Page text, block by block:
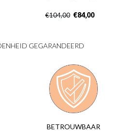
€104,00 €84,00
GEGARANDEERD
BETROUWBAAR